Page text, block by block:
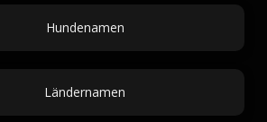
Hundenamen
Ländernamen